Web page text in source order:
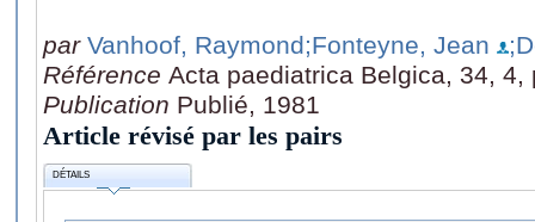
par Vanhoof, Raymond;Fonteyne, Jean
Référence Acta paediatrica Belgica, 34, 4,
Publication Publié, 1981
Article révisé par les pairs
DÉTAILS